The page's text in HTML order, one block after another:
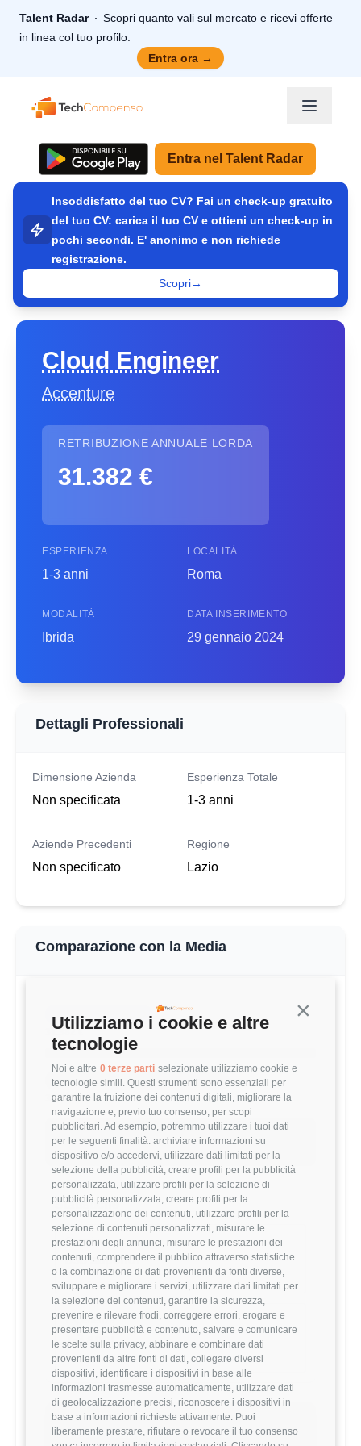
Continua
Utilizziamo i cookie e altre
tecnologie
Noi e altre 0 terze parti selezionate utilizziamo cookie e
tecnologie simili. Questi strumenti sono essenziali per
garantire la fruizione dei contenuti digitali, migliorare la
navigazione e, previo tuo consenso, per scopi
pubblicitari. Ad esempio, potremmo utilizzare i tuoi dati
per le seguenti finalità: archiviare informazioni su
dispositivo e/o accedervi, utilizzare dati limitati per la
selezione della pubblicità, creare profili per la pubblicità
personalizzata, utilizzare profili per la selezione di
pubblicità personalizzata, creare profili per la
personalizzazione dei contenuti, utilizzare profili per la
selezione di contenuti personalizzati, misurare le
prestazioni degli annunci, misurare le prestazioni dei
contenuti, comprendere il pubblico attraverso statistiche
o la combinazione di dati provenienti da fonti diverse,
sviluppare e migliorare i servizi, utilizzare dati limitati per
la selezione dei contenuti, garantire la sicurezza,
prevenire e rilevare frodi, correggere errori, erogare e
presentare pubblicità e contenuto, salvare e comunicare
le scelte sulla privacy, abbinare e combinare dati
provenienti da altre fonti di dati, collegare diversi
dispositivi, identificare i dispositivi in base alle
informazioni trasmesse automaticamente, utilizzare dati
di geolocalizzazione precisi, riconoscere i dispositivi in
base a informazioni richieste attivamente. Puoi
liberamente prestare, rifiutare o revocare il tuo consenso
Talent Radar
Scopri quanto vali sul mercato e ricevi offerte
in linea col tuo profilo.
Entra ora →
TechCompenso
Entra nel Talent Radar
Insoddisfatto del tuo CV? Fai un check-up gratuito
del tuo CV: carica il tuo CV e ottieni un check-up in
pochi secondi. E' anonimo e non richiede
registrazione.
Scopri→
Cloud Engineer
Accenture
RETRIBUZIONE ANNUALE LORDA
31.382 €
ESPERIENZA
1-3 anni
LOCALITÀ
Roma
MODALITÀ
Ibrida
DATA INSERIMENTO
29 gennaio 2024
Dettagli Professionali
Dimensione Azienda
Non specificata
Esperienza Totale
1-3 anni
Aziende Precedenti
Non specificato
Regione
Lazio
Comparazione con la Media
QUESTO STIPENDIO
31.382 €
MEDIA CLOUD ENGINEER (1-3 ANNI)
38,285 €
Questo stipendio è al
-18.03% rispetto alla media
Statistiche
Campione
838 stipendi
Esperienza
1-3 anni
Vuoi comparare il tuo